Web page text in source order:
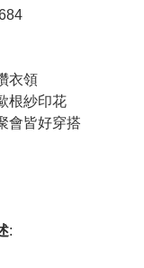
衣領
根紗印花
會皆好穿搭
: